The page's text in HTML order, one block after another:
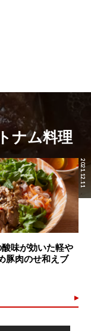
ナム料理
2021.12.11
酸味が効いた軽や
豚肉のせ和えブ